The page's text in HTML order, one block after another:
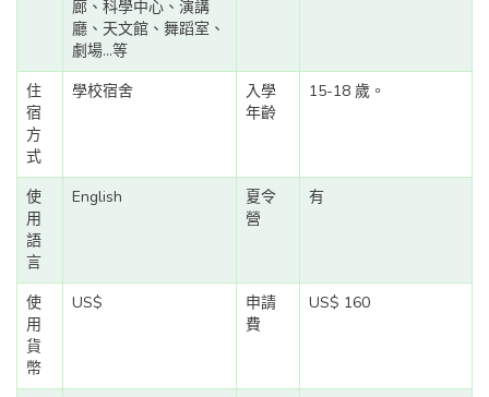
廊、科學中心、演講
廳、天文館、舞蹈室、
劇場...等
住
宿
方
式
學校宿舍
入學
年齡
15-18 歲。
使
用
語
言
English
夏令
營
有
使
用
貨
幣
US$
申請
費
US$ 160